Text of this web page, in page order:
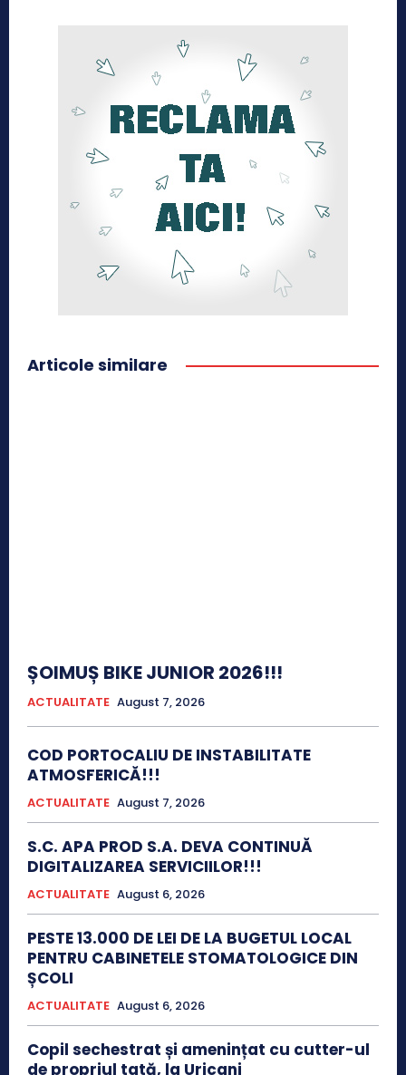
Articole similare
ȘOIMUȘ BIKE JUNIOR 2026!!!
ACTUALITATE August 7, 2026
COD PORTOCALIU DE INSTABILITATE
ATMOSFERICĂ!!!
ACTUALITATE August 7, 2026
S.C. APA PROD S.A. DEVA CONTINUĂ
DIGITALIZAREA SERVICIILOR!!!
ACTUALITATE August 6, 2026
PESTE 13.000 DE LEI DE LA BUGETUL LOCAL
PENTRU CABINETELE STOMATOLOGICE DIN
ȘCOLI
ACTUALITATE August 6, 2026
Copil sechestrat și amenințat cu cutter-ul
de propriul tată, la Uricani